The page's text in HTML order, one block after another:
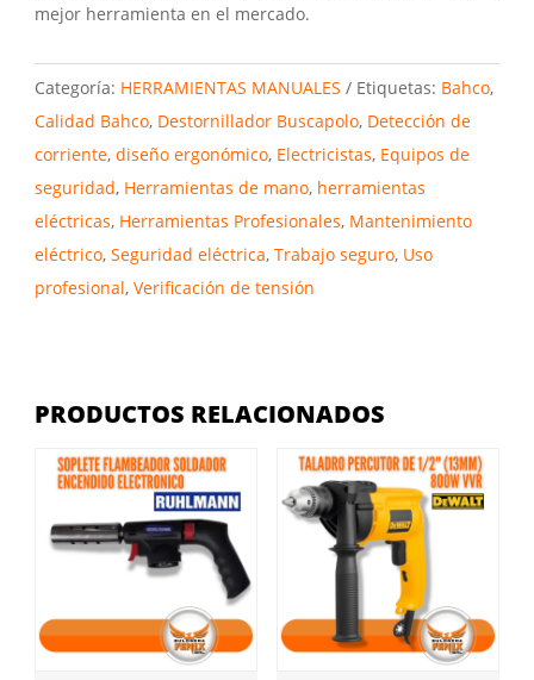
mejor herramienta en el mercado.
Categoría: HERRAMIENTAS MANUALES Etiquetas: Bahco,
Calidad Bahco, Destornillador Buscapolo, Detección de
corriente,diseño ergonómico, Electricistas, Equipos de
seguridad, Herramientas de mano, herramientas
eléctricas, Herramientas Profesionales, Mantenimiento
eléctrico,Seguridad eléctrica,Trabajo seguro, Uso
profesional,Verificación de tensión
PRODUCTOS RELACIONADOS